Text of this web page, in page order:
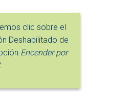
clic sobre el
Deshabilitado de
Encender por
.